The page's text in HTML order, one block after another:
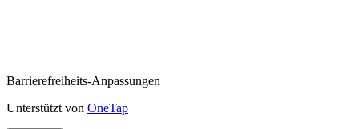
Barrierefreiheits-Anpassungen
Unterstützt von OneTap